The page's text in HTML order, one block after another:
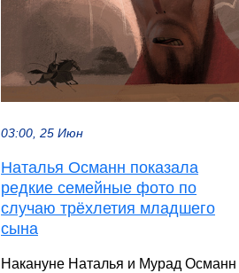
03:00, 25 Июн
Наталья Османн показала
редкие семейные фото по
случаю трёхлетия младшего
сына
Накануне Наталья и Мурад Османн